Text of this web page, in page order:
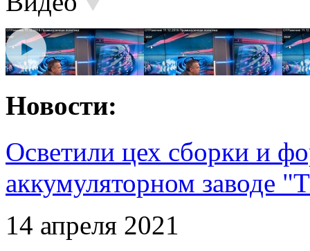
Новости:
Осветили цех сборки и
аккумуляторном заводе
14 апреля 2021